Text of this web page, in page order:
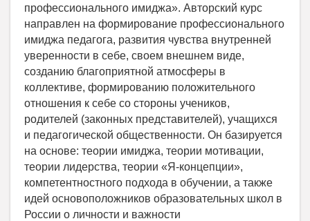
профессионального имиджа». Авторский курс
направлен на формирование профессионального
имиджа педагога, развития чувства внутренней
уверенности в себе, своем внешнем виде,
созданию благоприятной атмосферы в
коллективе, формированию положительного
отношения к себе со стороны учеников,
родителей (законных представителей), учащихся
и педагогической общественности. Он базируется
на основе: теории имиджа, теории мотивации,
теории лидерства, теории «Я-концепции»,
компетентностного подхода в обучении, а также
идей основоположников образовательных школ в
России о личности и важности